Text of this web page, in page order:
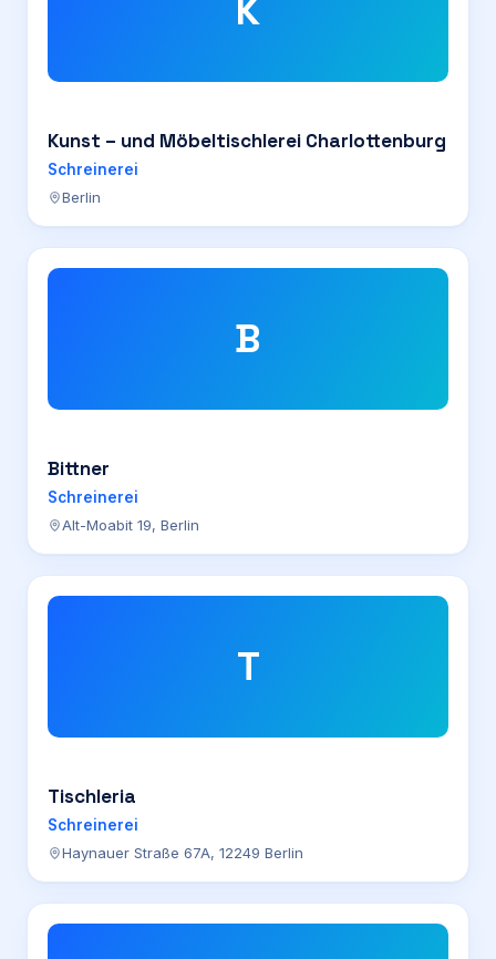
K
Kunst – und Möbeltischlerei Charlottenburg
Schreinerei
Berlin
B
Bittner
Schreinerei
Alt-Moabit 19, Berlin
T
Tischleria
Schreinerei
Haynauer Straße 67A, 12249 Berlin